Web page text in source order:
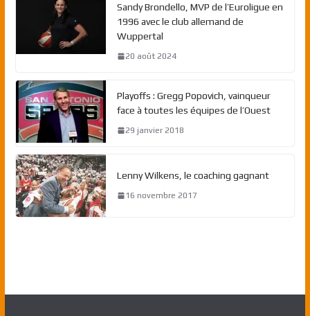
Sandy Brondello, MVP de l’Euroligue en
1996 avec le club allemand de
Wuppertal
20 août 2024
Playoffs : Gregg Popovich, vainqueur
face à toutes les équipes de l’Ouest
29 janvier 2018
Lenny Wilkens, le coaching gagnant
16 novembre 2017